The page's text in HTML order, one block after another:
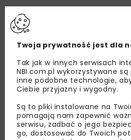
Twoja prywatność jest dla
Tak jak w innych serwisach
NBI.com.pl wykorzystywane
inne podobne technologie,
Ciebie przyjazny i wygodny.
Są to pliki instalowane na
pomagają nam zapewnić
serwisu, zadbać o jego
go, dostosować do Twoich